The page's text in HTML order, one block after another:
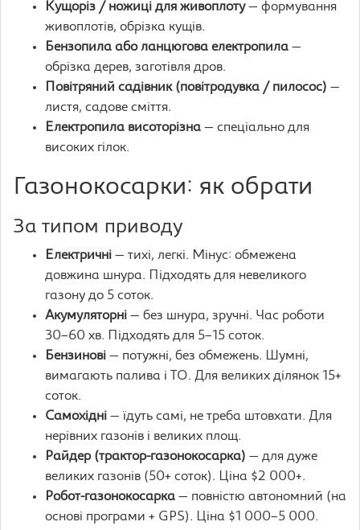
Кущоріз / ножиці для живоплоту— формування
живоплотів, обрізка кущів.
Бензопила або ланцюгова електропила —
обрізка дерев, заготівля дров.
Повітряний садівник (повітродувка / пилосос) —
листя, садове сміття.
Електропила висоторізна — спеціально для
високих гілок.
Газонокосарки: як обрати
За типом приводу
Електричні — тихі, легкі. Мінус: обмежена
довжина шнура. Підходять для невеликого
газону до 5 соток.
Акумуляторні — без шнура, зручні. Час роботи
30–60 хв. Підходять для 5–15 соток.
Бензинові — потужні, без обмежень. Шумні,
вимагають палива і ТО. Для великих ділянок 15+
соток.
Самохідні — їдуть самі, не треба штовхати. Для
нерівних газонів і великих площ.
Райдер (трактор-газонокосарка) — для дуже
великих газонів (50+ соток). Ціна $2 000+.
Робот-газонокосарка — повністю автономний (на
основі програми + GPS). Ціна $1 000–5 000.